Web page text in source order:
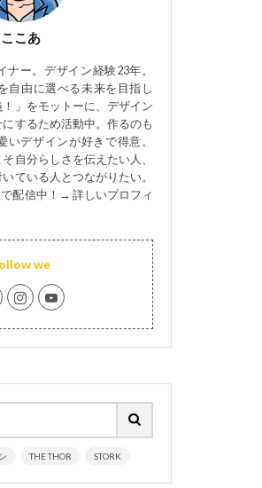
ここあ
ー。デザイン経験23年。
自由に選べる未来を目指し
！」をモットーに、デザイン
するため活動中。作るのも
いデザインが好きで得意。
自分らしさを伝えたい人、
ている人とつながりたい。
で配信中！→ 詳しいプロフィ
we
THE THOR STORK